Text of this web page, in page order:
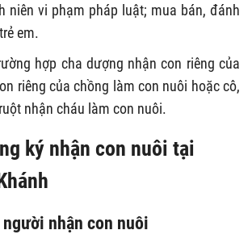
niên vi phạm pháp luật; mua bán, đánh
em.
hợp cha dượng nhận con riêng của
riêng của chồng làm con nuôi hoặc cô,
nhận cháu làm con nuôi.
ký nhận con nuôi tại
nhận con nuôi